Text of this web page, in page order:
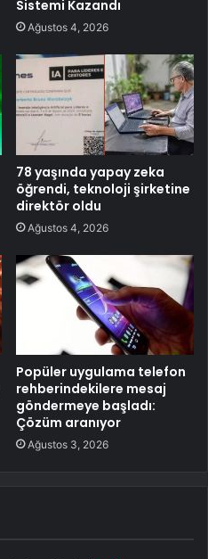
Sistemi Kazandı
Ağustos 4, 2026
78 yaşında yapay zeka
öğrendi, teknoloji şirketine
direktör oldu
Ağustos 4, 2026
Popüler uygulama telefon
rehberindekilere mesaj
göndermeye başladı:
Çözüm aranıyor
Ağustos 3, 2026